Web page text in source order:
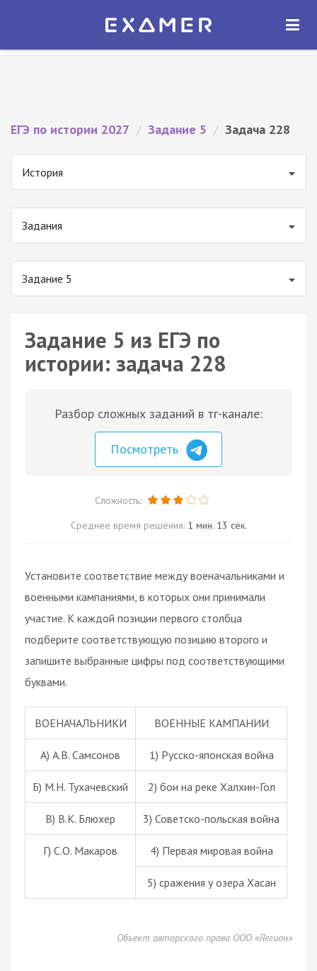
Экзамер — ЕГЭ 2027
ОТКРЫТЬ
ЕГЭ по истории 2027 / Задание 5 / Задача 228
История
Задания
Задание 5
Задание 5 из ЕГЭ по
истории: задача 228
Разбор сложных заданий в тг-канале:
Посмотреть
Сложность:
Среднее время решения: 1 мин. 13 сек.
Установите соответствие между военачальниками и
военными кампаниями, в которых они принимали
участие. К каждой позиции первого столбца
подберите соответствующую позицию второго и
запишите выбранные цифры под соответствующими
буквами.
ВОЕНАЧАЛЬНИКИ ВОЕННЫЕ КАМПАНИИ
А) А.В. Самсонов 1) Русско-японская война
Б) М.Н. Тухачевский 2) бои на реке Халхин-Гол
В) В.К. Блюхер 3) Советско-польская война
Г) С.О. Макаров 4) Первая мировая война
5) сражения у озера Хасан
Объект авторского права ООО «Легион»